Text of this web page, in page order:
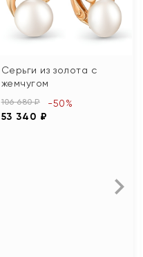
Серьги из золота с
жемчугом
106 680 ₽
53 340 ₽
-50%